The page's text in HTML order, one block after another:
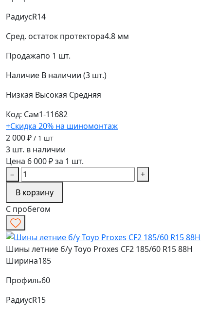
РадиусR14
Сред. остаток протектора4.8 мм
Продажапо 1 шт.
Наличие В наличии (3 шт.)
Низкая Высокая Средняя
Код: Сам1-11682
+Скидка 20% на шиномонтаж
2 000 ₽ / 1 шт
3 шт. в наличии
Цена 6 000 ₽ за 1 шт.
−
+
В корзину
С пробегом
Шины летние б/у Toyo Proxes CF2 185/60 R15 88H
Ширина185
Профиль60
РадиусR15